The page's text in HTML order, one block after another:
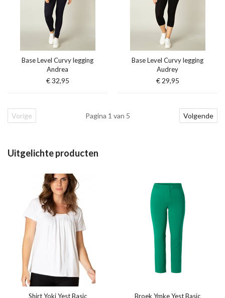
Base Level Curvy legging
Andrea
€ 32,95
Base Level Curvy legging
Audrey
€ 29,95
Vorige Pagina 1 van 5 Volgende
Uitgelichte producten
Shirt Yoki Yest Basic Broek Ymke Yest Basic